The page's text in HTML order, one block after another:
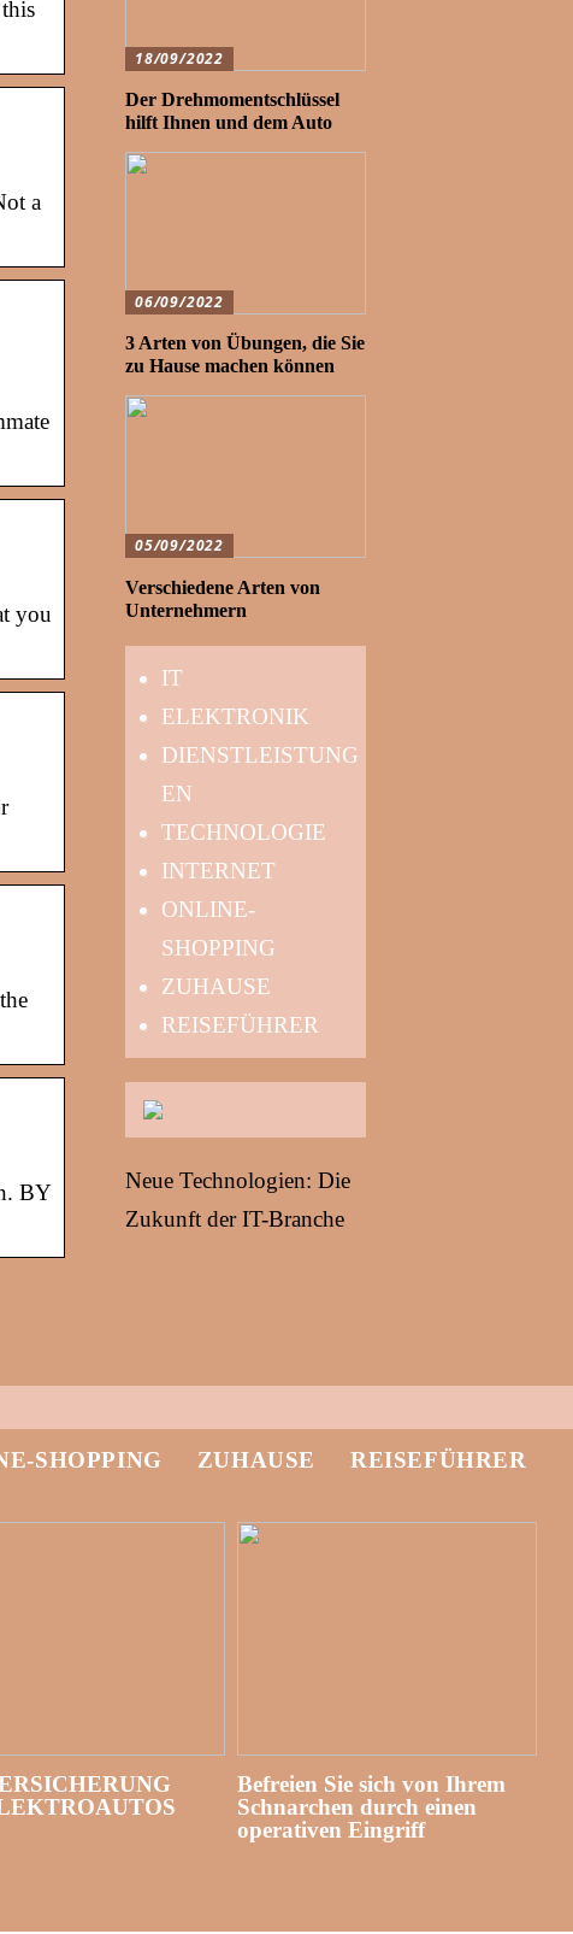
a
you
BY
18/09/2022
Der Drehmomentschlüssel
hilft Ihnen und dem Auto
06/09/2022
3 Arten von Übungen, die Sie
zu Hause machen können
05/09/2022
Verschiedene Arten von
Unternehmern
IT
ELEKTRONIK
DIENSTLEISTUNG
EN
TECHNOLOGIE
INTERNET
ONLINE-
SHOPPING
ZUHAUSE
REISEFÜHRER
Neue Technologien: Die
Zukunft der IT-Branche
SHOPPING ZUHAUSE REISEFÜHRER
Befreien Sie sich von Ihrem
Schnarchen durch einen
operativen Eingriff